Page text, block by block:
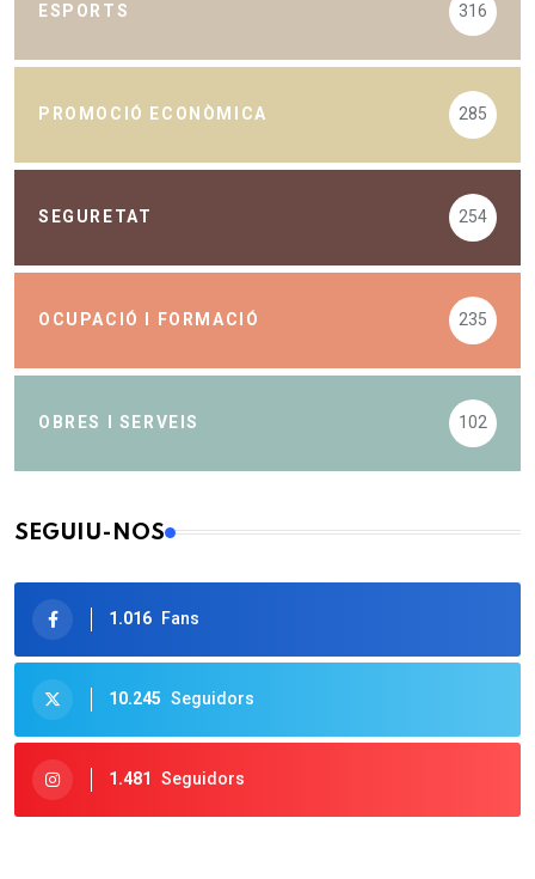
ESPORTS 316
PROMOCIÓ ECONÒMICA 285
SEGURETAT 254
OCUPACIÓ I FORMACIÓ 235
OBRES I SERVEIS 102
SEGUIU-NOS
1.016 Fans
10.245 Seguidors
1.481 Seguidors